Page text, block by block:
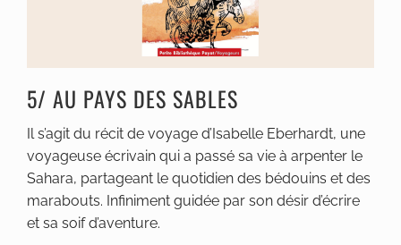
5/ AU PAYS DES SABLES
Il s’agit du récit de voyage d’Isabelle Eberhardt, une
voyageuse écrivain qui a passé sa vie à arpenter le
Sahara, partageant le quotidien des bédouins et des
marabouts. Infiniment guidée par son désir d’écrire
et sa soif d’aventure.